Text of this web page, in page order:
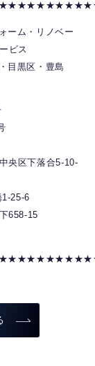
ーム・リノベー
ビス
目黒区・豊島
央区下落合5-10-
25-6
658-15